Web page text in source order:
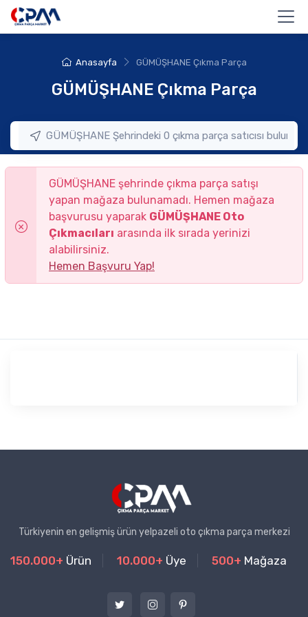
Anasayfa GÜMÜŞHANE Çıkma Parça
GÜMÜŞHANE Çıkma Parça
GÜMÜŞHANE şehrinde çıkma parça satışı
yapan mağaza bulunamadı. Hemen mağaza
başvurusu yaparak GÜMÜŞHANE Oto
Çıkmacıları arasında ilk sırada yerinizi
alabilirsiniz.
Hemen Başvuru Yap!
Türkiyenin en gelişmiş ürün yelpazeli oto çıkma parça merkezi
150.000+ Ürün 10.000+ Üye 500+ Mağaza